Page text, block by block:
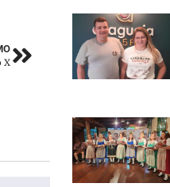
X